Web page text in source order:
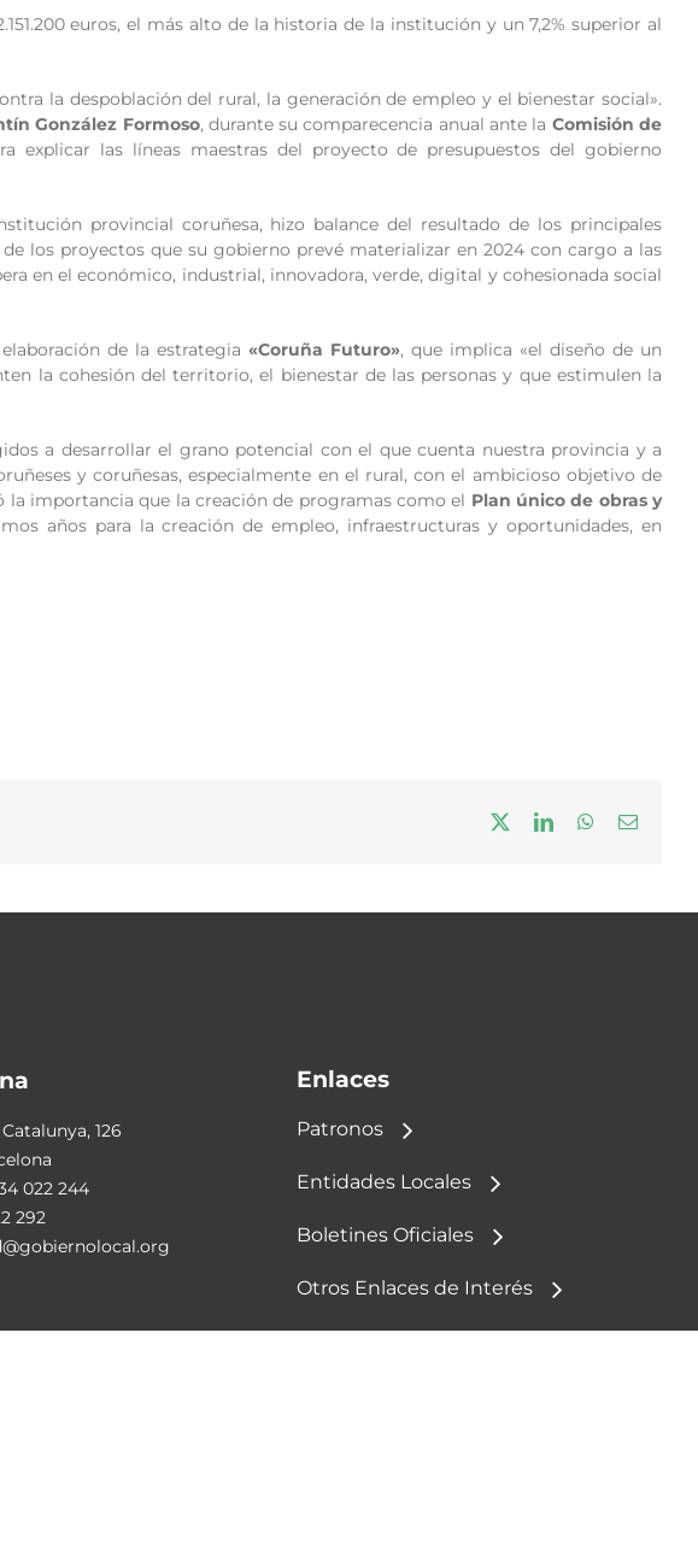
euros, el más alto de la historia de la institución y un 7,2% superior al
la despoblación del rural, la generación de empleo y el bienestar social».
González Formoso, durante su comparecencia anual ante la Comisión de
explicar las líneas maestras del proyecto de presupuestos del gobierno
provincial coruñesa, hizo balance del resultado de los principales
los proyectos que su gobierno prevé materializar en 2024 con cargo a las
en el económico, industrial, innovadora, verde, digital y cohesionada social
de la estrategia«Coruña Futuro», que implica «el diseño de un
la cohesión del territorio, el bienestar de las personas y que estimulen la
a desarrollar el grano potencial con el que cuenta nuestra provincia y a
y coruñesas, especialmente en el rural, con el ambicioso objetivo de
importancia que la creación de programas como el Plan único de obras y
años para la creación de empleo, infraestructuras y oportunidades, en
LinkedInWhatsApp
Correo
126
022 244
292
Enlaces
Patronos
Entidades Locales
Boletines Oficiales
Otros Enlaces de Interés